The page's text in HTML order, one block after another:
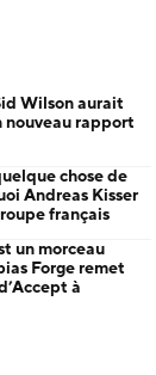
Wilson aurait
nouveau rapport
chose de
Andreas Kisser
français
un morceau
Forge remet
à